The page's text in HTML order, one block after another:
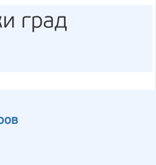
град